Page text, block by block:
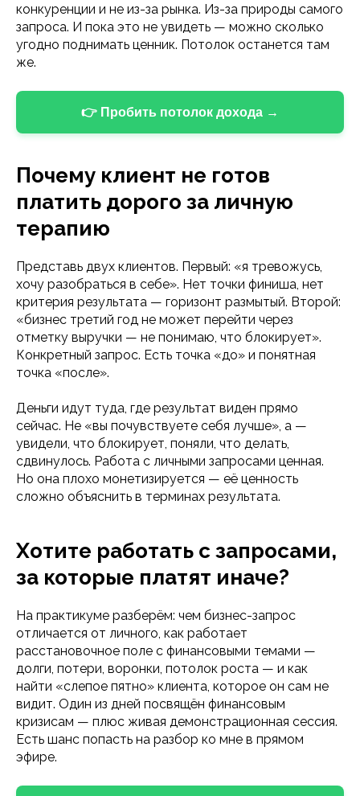
конкуренции и не из-за рынка. Из-за природы самого
запроса. И пока это не увидеть — можно сколько
угодно поднимать ценник. Потолок останется там
же.
👉 Пробить потолок дохода →
Почему клиент не готов
платить дорого за личную
терапию
Представь двух клиентов. Первый: «я тревожусь,
хочу разобраться в себе». Нет точки финиша, нет
критерия результата — горизонт размытый. Второй:
«бизнес третий год не может перейти через
отметку выручки — не понимаю, что блокирует».
Конкретный запрос. Есть точка «до» и понятная
точка «после».
Деньги идут туда, где результат виден прямо
сейчас. Не «вы почувствуете себя лучше», а —
увидели, что блокирует, поняли, что делать,
сдвинулось. Работа с личными запросами ценная.
Но она плохо монетизируется — её ценность
сложно объяснить в терминах результата.
Хотите работать с запросами,
за которые платят иначе?
На практикуме разберём: чем бизнес-запрос
отличается от личного, как работает
расстановочное поле с финансовыми темами —
долги, потери, воронки, потолок роста — и как
найти «слепое пятно» клиента, которое он сам не
видит. Один из дней посвящён финансовым
кризисам — плюс живая демонстрационная сессия.
Есть шанс попасть на разбор ко мне в прямом
эфире.